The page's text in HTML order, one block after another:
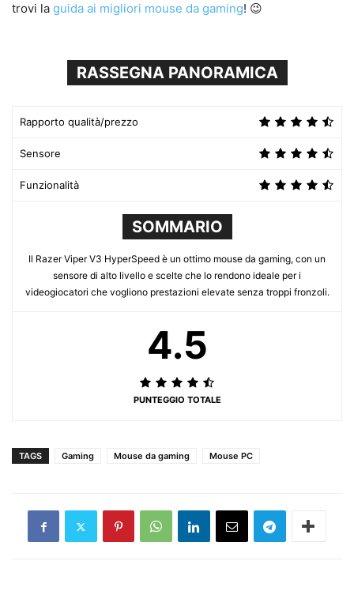
trovi la guida ai migliori mouse da gaming! 😉
RASSEGNA PANORAMICA
Rapporto qualità/prezzo
Sensore
Funzionalità
SOMMARIO
Il Razer Viper V3 HyperSpeed è un ottimo mouse da gaming, con un
sensore di alto livello e scelte che lo rendono ideale per i
videogiocatori che vogliono prestazioni elevate senza troppi fronzoli.
4.5
PUNTEGGIO TOTALE
TAGS Gaming Mouse da gaming Mouse PC